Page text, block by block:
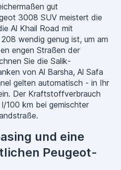
gut
3008 SUV meistert die
Al Khail Road mit
wendig genug ist, um am
engen Straßen der
Sie die Salik-
von Al Barsha, Al Safa
gelten automatisch - in Ihr
Der Kraftstoffverbrauch
100 km bei gemischter
und eine
Peugeot-